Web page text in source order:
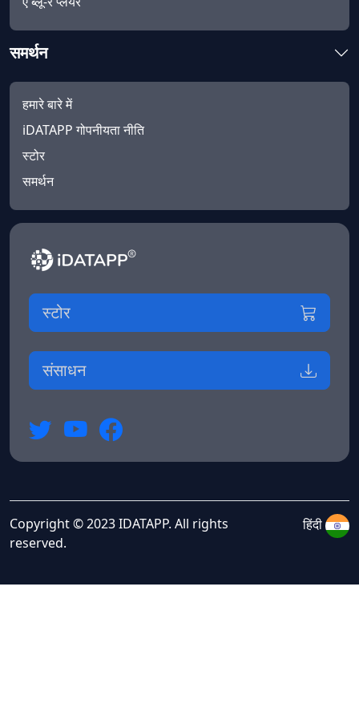
समर्थन
हमारे बारे में
iDATAPP गोपनीयता नीति
स्टोर
समर्थन
स्टोर
संसाधन
Copyright © 2023 IDATAPP. All rights
reserved.
हिंदी